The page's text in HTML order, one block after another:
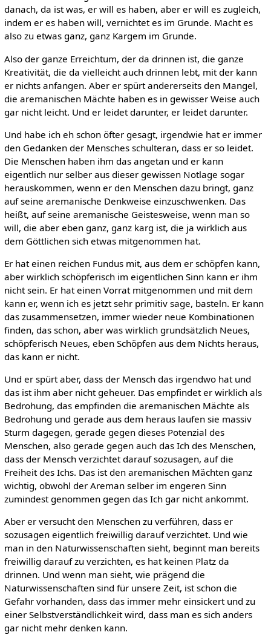
danach, da ist was, er will es haben, aber er will es zugleich,
indem er es haben will, vernichtet es im Grunde. Macht es
also zu etwas ganz, ganz Kargem im Grunde.
Also der ganze Erreichtum, der da drinnen ist, die ganze
Kreativität, die da vielleicht auch drinnen lebt, mit der kann
er nichts anfangen. Aber er spürt andererseits den Mangel,
die aremanischen Mächte haben es in gewisser Weise auch
gar nicht leicht. Und er leidet darunter, er leidet darunter.
Und habe ich eh schon öfter gesagt, irgendwie hat er immer
den Gedanken der Mensches schulteran, dass er so leidet.
Die Menschen haben ihm das angetan und er kann
eigentlich nur selber aus dieser gewissen Notlage sogar
herauskommen, wenn er den Menschen dazu bringt, ganz
auf seine aremanische Denkweise einzuschwenken. Das
heißt, auf seine aremanische Geistesweise, wenn man so
will, die aber eben ganz, ganz karg ist, die ja wirklich aus
dem Göttlichen sich etwas mitgenommen hat.
Er hat einen reichen Fundus mit, aus dem er schöpfen kann,
aber wirklich schöpferisch im eigentlichen Sinn kann er ihm
nicht sein. Er hat einen Vorrat mitgenommen und mit dem
kann er, wenn ich es jetzt sehr primitiv sage, basteln. Er kann
das zusammensetzen, immer wieder neue Kombinationen
finden, das schon, aber was wirklich grundsätzlich Neues,
schöpferisch Neues, eben Schöpfen aus dem Nichts heraus,
das kann er nicht.
Und er spürt aber, dass der Mensch das irgendwo hat und
das ist ihm aber nicht geheuer. Das empfindet er wirklich als
Bedrohung, das empfinden die aremanischen Mächte als
Bedrohung und gerade aus dem heraus laufen sie massiv
Sturm dagegen, gerade gegen dieses Potenzial des
Menschen, also gerade gegen auch das Ich des Menschen,
dass der Mensch verzichtet darauf sozusagen, auf die
Freiheit des Ichs. Das ist den aremanischen Mächten ganz
wichtig, obwohl der Areman selber im engeren Sinn
zumindest genommen gegen das Ich gar nicht ankommt.
Aber er versucht den Menschen zu verführen, dass er
sozusagen eigentlich freiwillig darauf verzichtet. Und wie
man in den Naturwissenschaften sieht, beginnt man bereits
freiwillig darauf zu verzichten, es hat keinen Platz da
drinnen. Und wenn man sieht, wie prägend die
Naturwissenschaften sind für unsere Zeit, ist schon die
Gefahr vorhanden, dass das immer mehr einsickert und zu
einer Selbstverständlichkeit wird, dass man es sich anders
gar nicht mehr denken kann.